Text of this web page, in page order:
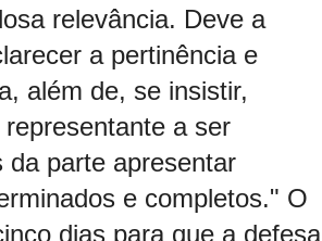
relevância. Deve a
a pertinência e
além de, se insistir,
a ser
da parte apresentar
e completos." O
dias para que a defesa